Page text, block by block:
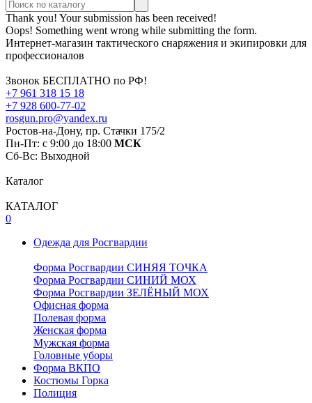
Thank you! Your submission has been received!
Oops! Something went wrong while submitting the form.
Интернет-магазин тактического снаряжения и экипировки для
профессионалов
Звонок БЕСПЛАТНО по РФ!
+7 961 318 15 18
+7 928 600-77-02
rosgun.pro@yandex.ru
Ростов-на-Дону, пр. Стачки 175/2
Пн-Пт: с 9:00 до 18:00 МСК
Cб-Вс: Выходной
Каталог
КАТАЛОГ
0
Одежда для Росгвардии
Форма Росгвардии СИНЯЯ ТОЧКА
Форма Росгвардии СИНИЙ МОХ
Форма Росгвардии ЗЕЛЁНЫЙ МОХ
Офисная форма
Полевая форма
Женская форма
Мужская форма
Головные уборы
Форма ВКПО
Костюмы Горка
Полиция